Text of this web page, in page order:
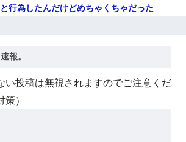
行為したんだけどめちゃくちゃだった
い投稿は無視されますのでご注意くだ
）